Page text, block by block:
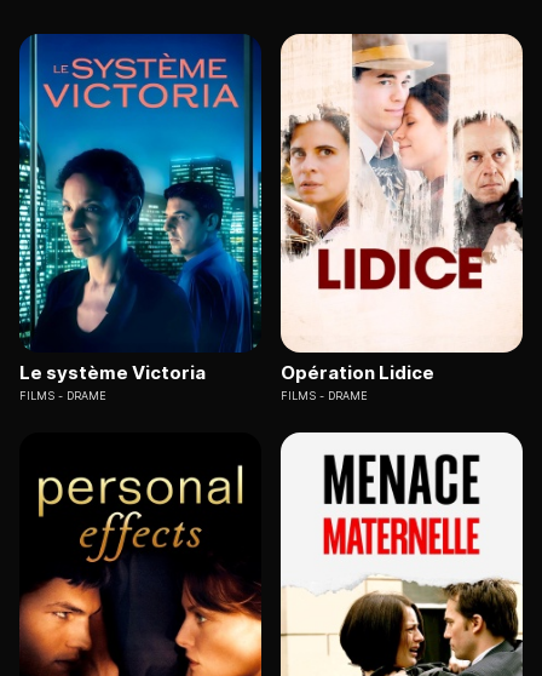
Le système Victoria
FILMS DRAME
Opération Lidice
FILMS DRAME